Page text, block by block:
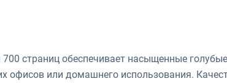
страниц обеспечивает насыщенные
или домашнего использования.